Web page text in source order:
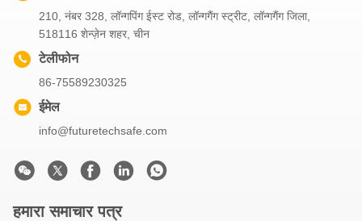
210, नंबर 328, लॉन्गपिंग ईस्ट रोड, लॉन्गगैंग स्ट्रीट, लॉन्गगैंग जिला,
518116 शेन्ज़ेन शहर, चीन
टेलीफोन
86-75589230325
ईमेल
info@futuretechsafe.com
हमारा समाचार पत्र